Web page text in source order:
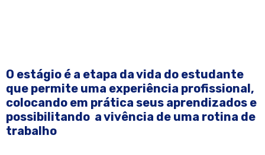
O estágio é a etapa da vida do estudante
que permite uma experiência profissional,
colocando em prática seus aprendizados e
possibilitando a vivência de uma rotina de
trabalho